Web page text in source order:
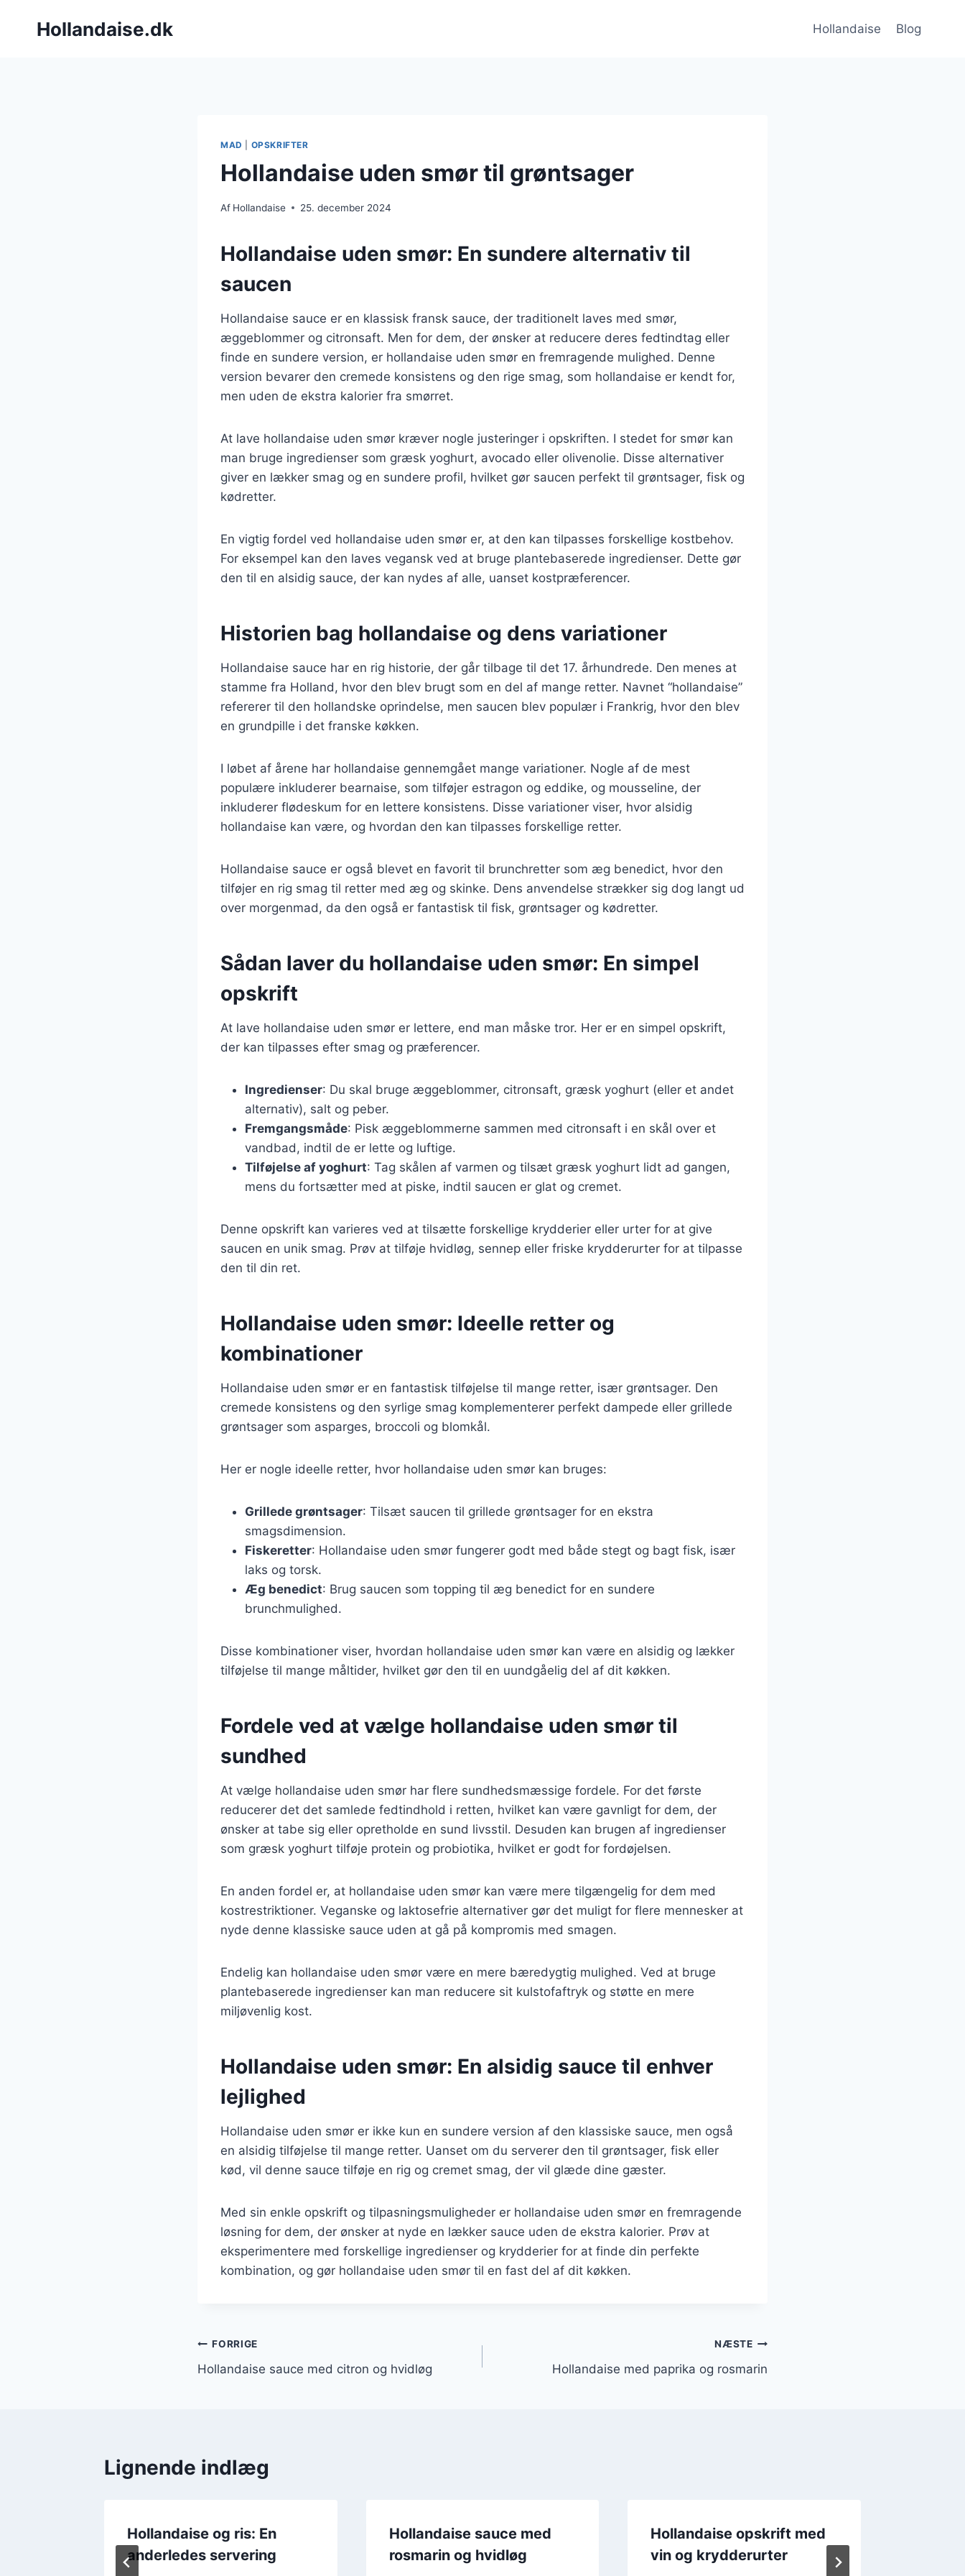
Hollandaise.dk Hollandaise Blog
MAD OPSKRIFTER
Hollandaise uden smør til grøntsager
Af Hollandaise 25. december 2024
Hollandaise uden smør: En sundere alternativ til
saucen
Hollandaise sauce er en klassisk fransk sauce, der traditionelt laves med smør,
æggeblommer og citronsaft. Men for dem, der ønsker at reducere deres fedtindtag eller
finde en sundere version, er hollandaise uden smør en fremragende mulighed. Denne
version bevarer den cremede konsistens og den rige smag, som hollandaise er kendt for,
men uden de ekstra kalorier fra smørret.
At lave hollandaise uden smør kræver nogle justeringer i opskriften. I stedet for smør kan
man bruge ingredienser som græsk yoghurt, avocado eller olivenolie. Disse alternativer
giver en lækker smag og en sundere profil, hvilket gør saucen perfekt til grøntsager, fisk og
kødretter.
En vigtig fordel ved hollandaise uden smør er, at den kan tilpasses forskellige kostbehov.
For eksempel kan den laves vegansk ved at bruge plantebaserede ingredienser. Dette gør
den til en alsidig sauce, der kan nydes af alle, uanset kostpræferencer.
Historien bag hollandaise og dens variationer
Hollandaise sauce har en rig historie, der går tilbage til det 17. århundrede. Den menes at
stamme fra Holland, hvor den blev brugt som en del af mange retter. Navnet “hollandaise”
refererer til den hollandske oprindelse, men saucen blev populær i Frankrig, hvor den blev
en grundpille i det franske køkken.
I løbet af årene har hollandaise gennemgået mange variationer. Nogle af de mest
populære inkluderer bearnaise, som tilføjer estragon og eddike, og mousseline, der
inkluderer flødeskum for en lettere konsistens. Disse variationer viser, hvor alsidig
hollandaise kan være, og hvordan den kan tilpasses forskellige retter.
Hollandaise sauce er også blevet en favorit til brunchretter som æg benedict, hvor den
tilføjer en rig smag til retter med æg og skinke. Dens anvendelse strækker sig dog langt ud
over morgenmad, da den også er fantastisk til fisk, grøntsager og kødretter.
Sådan laver du hollandaise uden smør: En simpel
opskrift
At lave hollandaise uden smør er lettere, end man måske tror. Her er en simpel opskrift,
der kan tilpasses efter smag og præferencer.
Ingredienser: Du skal bruge æggeblommer, citronsaft, græsk yoghurt (eller et andet
alternativ), salt og peber.
Fremgangsmåde: Pisk æggeblommerne sammen med citronsaft i en skål over et
vandbad, indtil de er lette og luftige.
Tilføjelse af yoghurt: Tag skålen af varmen og tilsæt græsk yoghurt lidt ad gangen,
mens du fortsætter med at piske, indtil saucen er glat og cremet.
Denne opskrift kan varieres ved at tilsætte forskellige krydderier eller urter for at give
saucen en unik smag. Prøv at tilføje hvidløg, sennep eller friske krydderurter for at tilpasse
den til din ret.
Hollandaise uden smør: Ideelle retter og
kombinationer
Hollandaise uden smør er en fantastisk tilføjelse til mange retter, især grøntsager. Den
cremede konsistens og den syrlige smag komplementerer perfekt dampede eller grillede
grøntsager som asparges, broccoli og blomkål.
Her er nogle ideelle retter, hvor hollandaise uden smør kan bruges:
Grillede grøntsager: Tilsæt saucen til grillede grøntsager for en ekstra
smagsdimension.
Fiskeretter: Hollandaise uden smør fungerer godt med både stegt og bagt fisk, især
laks og torsk.
Æg benedict: Brug saucen som topping til æg benedict for en sundere
brunchmulighed.
Disse kombinationer viser, hvordan hollandaise uden smør kan være en alsidig og lækker
tilføjelse til mange måltider, hvilket gør den til en uundgåelig del af dit køkken.
Fordele ved at vælge hollandaise uden smør til
sundhed
At vælge hollandaise uden smør har flere sundhedsmæssige fordele. For det første
reducerer det det samlede fedtindhold i retten, hvilket kan være gavnligt for dem, der
ønsker at tabe sig eller opretholde en sund livsstil. Desuden kan brugen af ingredienser
som græsk yoghurt tilføje protein og probiotika, hvilket er godt for fordøjelsen.
En anden fordel er, at hollandaise uden smør kan være mere tilgængelig for dem med
kostrestriktioner. Veganske og laktosefrie alternativer gør det muligt for flere mennesker at
nyde denne klassiske sauce uden at gå på kompromis med smagen.
Endelig kan hollandaise uden smør være en mere bæredygtig mulighed. Ved at bruge
plantebaserede ingredienser kan man reducere sit kulstofaftryk og støtte en mere
miljøvenlig kost.
Hollandaise uden smør: En alsidig sauce til enhver
lejlighed
Hollandaise uden smør er ikke kun en sundere version af den klassiske sauce, men også
en alsidig tilføjelse til mange retter. Uanset om du serverer den til grøntsager, fisk eller
kød, vil denne sauce tilføje en rig og cremet smag, der vil glæde dine gæster.
Med sin enkle opskrift og tilpasningsmuligheder er hollandaise uden smør en fremragende
løsning for dem, der ønsker at nyde en lækker sauce uden de ekstra kalorier. Prøv at
eksperimentere med forskellige ingredienser og krydderier for at finde din perfekte
kombination, og gør hollandaise uden smør til en fast del af dit køkken.
Indlægsnavigation
FORRIGE
Hollandaise sauce med citron og hvidløg
NÆSTE
Hollandaise med paprika og rosmarin
Lignende indlæg
Hollandaise og ris: En
anderledes servering
Hollandaise sauce med
rosmarin og hvidløg
Hollandaise opskrift med
vin og krydderurter